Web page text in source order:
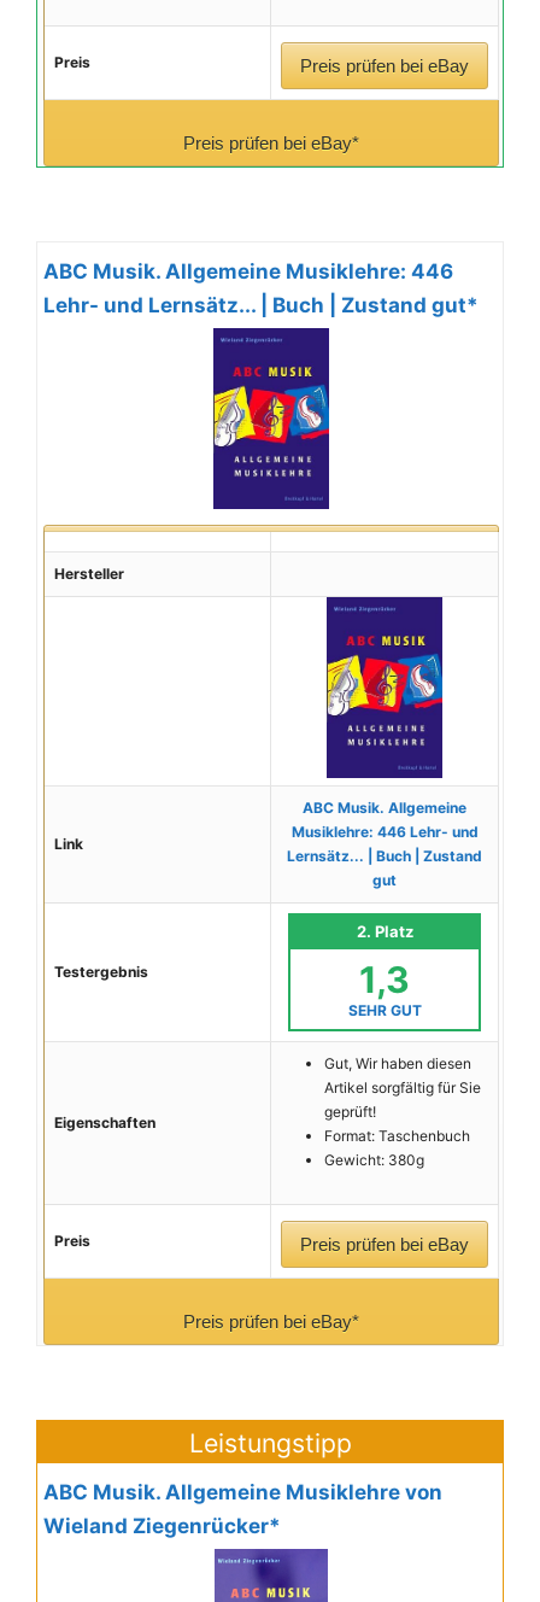
Preis Preis prüfen bei eBay
Preis prüfen bei eBay*
ABC Musik. Allgemeine Musiklehre: 446
Lehr- und Lernsätz... | Buch | Zustand gut*
Hersteller
Link
ABC Musik. Allgemeine
Musiklehre: 446 Lehr- und
Lernsätz... | Buch | Zustand
gut
Testergebnis
2. Platz
1,3
SEHR GUT
Eigenschaften
Gut, Wir haben diesen
Artikel sorgfältig für Sie
geprüft!
Format: Taschenbuch
Gewicht: 380g
Preis Preis prüfen bei eBay
Preis prüfen bei eBay*
Leistungstipp
ABC Musik. Allgemeine Musiklehre von
Wieland Ziegenrücker*